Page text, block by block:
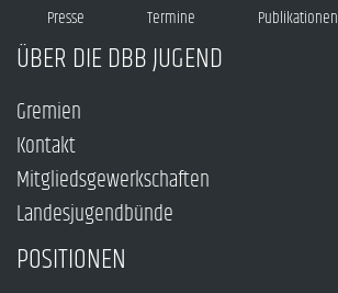
Presse Termine Publikationen
ÜBER DIE DBB JUGEND
Gremien
Kontakt
Mitgliedsgewerkschaften
Landesjugendbünde
POSITIONEN